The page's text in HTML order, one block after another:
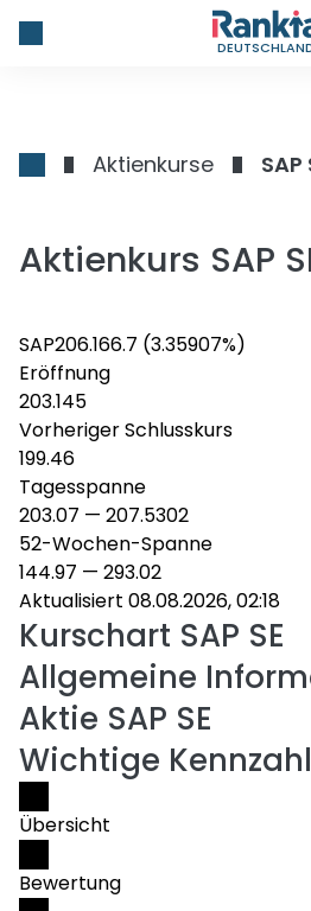
Aktienkurse SAP
Aktienkurs SAP
SAP206.166.7 (3.35907%)
Eröffnung
203.145
Vorheriger Schlusskurs
199.46
Tagesspanne
203.07 — 207.5302
52-Wochen-Spanne
144.97 — 293.02
Aktualisiert 08.08.2026, 02:18
Kurschart SAP SE
Allgemeine
Aktie SAP SE
Wichtige
Übersicht
Bewertung